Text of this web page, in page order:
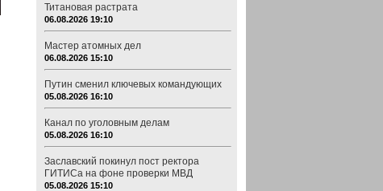
Титановая растрата
06.08.2026 19:10
Мастер атомных дел
06.08.2026 15:10
Путин сменил ключевых командующих
05.08.2026 16:10
Канал по уголовным делам
05.08.2026 16:10
Заславский покинул пост ректора
ГИТИСа на фоне проверки МВД
05.08.2026 15:10